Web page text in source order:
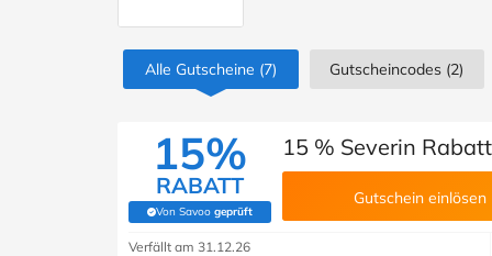
Alle Gutscheine (7) Gutscheincodes (2)
15%
RABATT
Von Savoo geprüft
(Von Savoo geprüft)
15 % Severin
Gutschein einlösen
Verfällt am 31.12.26